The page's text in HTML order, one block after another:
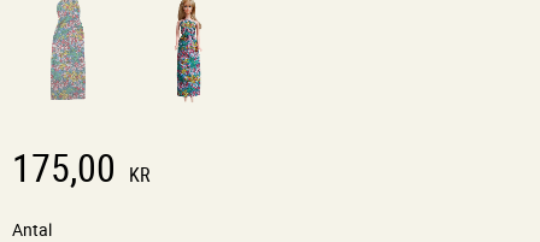
175,00 KR
Antal